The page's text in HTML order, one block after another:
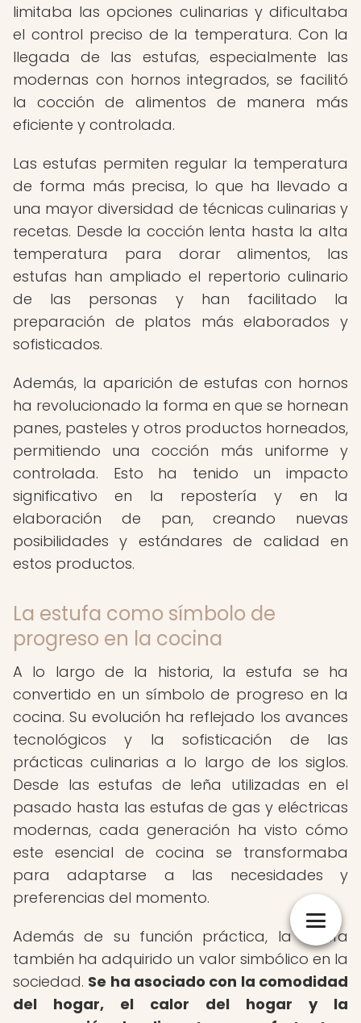
limitaba las opciones culinarias y dificultaba
el control preciso de la temperatura. Con la
llegada de las estufas, especialmente las
modernas con hornos integrados, se facilitó
la cocción de alimentos de manera más
eficiente y controlada.
Las estufas permiten regular la temperatura
de forma más precisa, lo que ha llevado a
una mayor diversidad de técnicas culinarias y
recetas. Desde la cocción lenta hasta la alta
temperatura para dorar alimentos, las
estufas han ampliado el repertorio culinario
de las personas y han facilitado la
preparación de platos más elaborados y
sofisticados.
Además, la aparición de estufas con hornos
ha revolucionado la forma en que se hornean
panes, pasteles y otros productos horneados,
permitiendo una cocción más uniforme y
controlada. Esto ha tenido un impacto
significativo en la repostería y en la
elaboración de pan, creando nuevas
posibilidades y estándares de calidad en
estos productos.
La estufa como símbolo de
progreso en la cocina
A lo largo de la historia, la estufa se ha
convertido en un símbolo de progreso en la
cocina. Su evolución ha reflejado los avances
tecnológicos y la sofisticación de las
prácticas culinarias a lo largo de los siglos.
Desde las estufas de leña utilizadas en el
pasado hasta las estufas de gas y eléctricas
modernas, cada generación ha visto cómo
este esencial de cocina se transformaba
para adaptarse a las necesidades y
preferencias del momento.
Además de su función práctica, la estufa
también ha adquirido un valor simbólico en la
sociedad. Se ha asociado con la comodidad
del hogar, el calor del hogar y la